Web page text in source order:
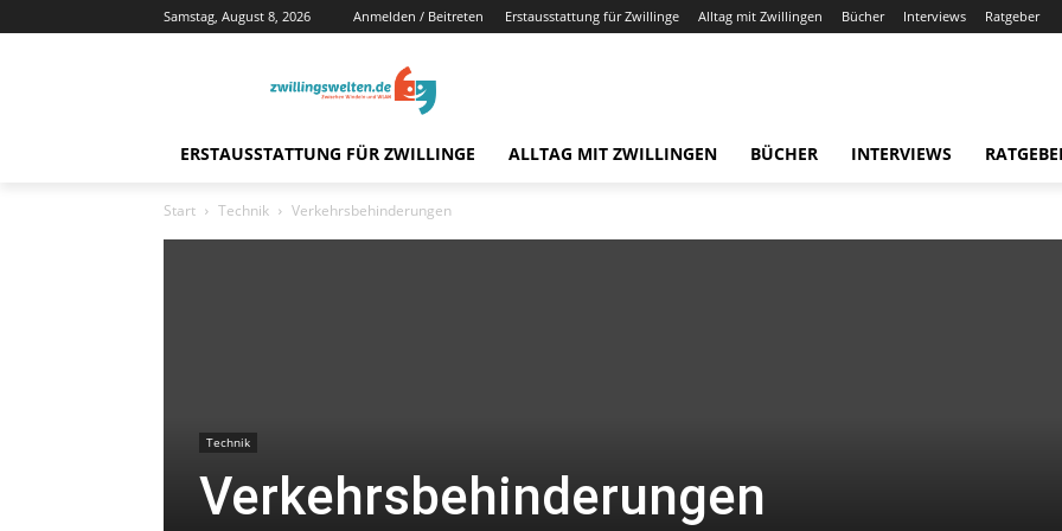
Samstag, August 8, 2026 Anmelden / Beitreten Erstausstattung für Zwillinge Alltag mit Zwillingen Bücher Interviews Ratgeber
ERSTAUSSTATTUNG FÜR ZWILLINGE ALLTAG MIT ZWILLINGEN BÜCHER INTERVIEWS
Start Technik Verkehrsbehinderungen
Technik
Verkehrsbehinderungen